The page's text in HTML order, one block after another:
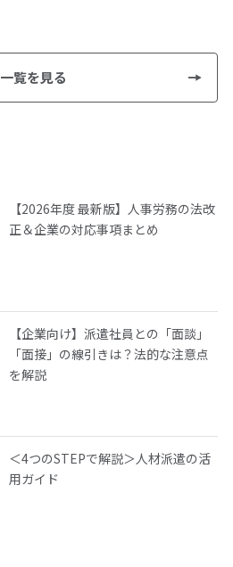
一覧を見る
【2026年度 最新版】人事労務の法改
正＆企業の対応事項まとめ
【企業向け】派遣社員との「面談」
「面接」の線引きは？法的な注意点
を解説
＜4つのSTEPで解説＞人材派遣の活
用ガイド